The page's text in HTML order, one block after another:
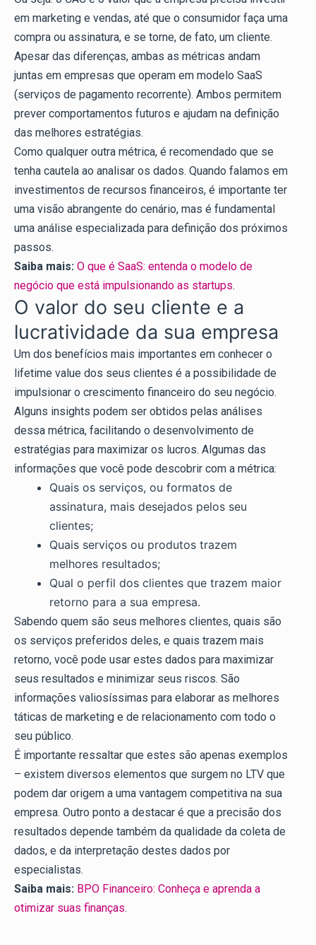
em marketing e vendas, até que o consumidor faça uma
compra ou assinatura, e se torne, de fato, um cliente.
Apesar das diferenças, ambas as métricas andam
juntas em empresas que operam em modelo SaaS
(serviços de pagamento recorrente). Ambos permitem
prever comportamentos futuros e ajudam na definição
das melhores estratégias.
Como qualquer outra métrica, é recomendado que se
tenha cautela ao analisar os dados. Quando falamos em
investimentos de recursos financeiros, é importante ter
uma visão abrangente do cenário, mas é fundamental
uma análise especializada para definição dos próximos
passos.
Saiba mais: O que é SaaS: entenda o modelo de
negócio que está impulsionando as startups.
O valor do seu cliente e a
lucratividade da sua empresa
Um dos benefícios mais importantes em conhecer o
lifetime value dos seus clientes é a possibilidade de
impulsionar o crescimento financeiro do seu negócio.
Alguns insights podem ser obtidos pelas análises
dessa métrica, facilitando o desenvolvimento de
estratégias para maximizar os lucros. Algumas das
informações que você pode descobrir com a métrica:
Quais os serviços, ou formatos de
assinatura, mais desejados pelos seu
clientes;
Quais serviços ou produtos trazem
melhores resultados;
Qual o perfil dos clientes que trazem maior
retorno para a sua empresa.
Sabendo quem são seus melhores clientes, quais são
os serviços preferidos deles, e quais trazem mais
retorno, você pode usar estes dados para maximizar
seus resultados e minimizar seus riscos. São
informações valiosíssimas para elaborar as melhores
táticas de marketing e de relacionamento com todo o
seu público.
É importante ressaltar que estes são apenas exemplos
– existem diversos elementos que surgem no LTV que
podem dar origem a uma vantagem competitiva na sua
empresa. Outro ponto a destacar é que a precisão dos
resultados depende também da qualidade da coleta de
dados, e da interpretação destes dados por
especialistas.
Saiba mais: BPO Financeiro: Conheça e aprenda a
otimizar suas finanças.